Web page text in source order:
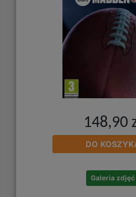
148,90
DO
Galeria zdjęć